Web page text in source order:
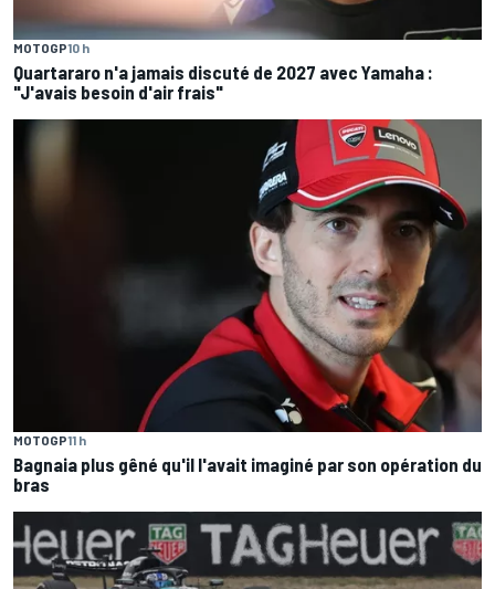
MOTOGP10 h
Quartararo n'a jamais discuté de 2027 avec Yamaha :
"J'avais besoin d'air frais"
MOTOGP11 h
Bagnaia plus gêné qu'il l'avait imaginé par son opération du
bras